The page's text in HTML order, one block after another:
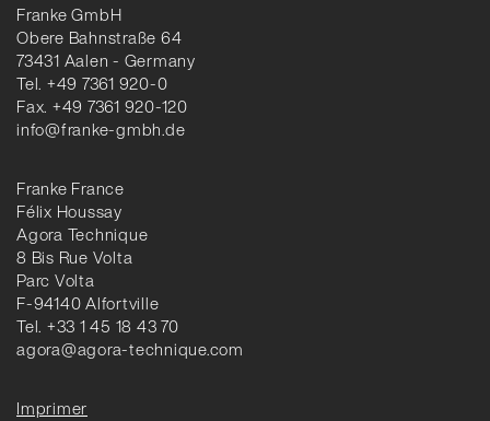
Franke GmbH
Obere Bahnstraße 64
73431 Aalen - Germany
Tel. +49 7361 920-0
Fax. +49 7361 920-120
info@franke-gmbh.de
Franke France
Félix Houssay
Agora Technique
8 Bis Rue Volta
Parc Volta
F-94140 Alfortville
Tel. +33 1 45 18 43 70
agora@agora-technique.com
Imprimer